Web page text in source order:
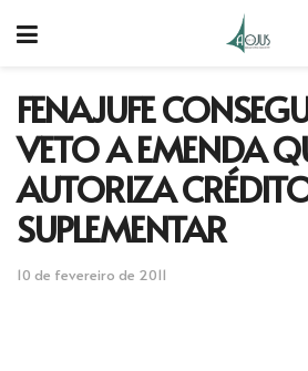
FENAJUFE
VETO A EMENDA
AUTORIZA
SUPLEMENTAR
10 de fevereiro de 2011